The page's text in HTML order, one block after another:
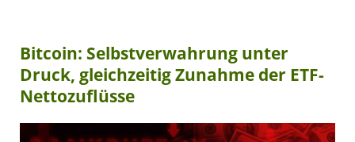
Bitcoin: Selbstverwahrung unter
Druck, gleichzeitig Zunahme der ETF-
Nettozuflüsse